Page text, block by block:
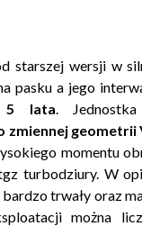
starszej wersji w
pasku a jego
5 lata.
zmiennej geometrii
momentu
turbodziury. W
trwały oraz
można